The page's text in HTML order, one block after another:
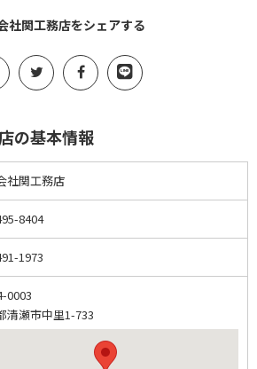
社関工務店をシェアする
の基本情報
社関工務店
8404
1973
0003
清瀬市中里1-733